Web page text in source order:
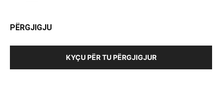
PËRGJIGJU
KYÇU PËR TU PËRGJIGJUR